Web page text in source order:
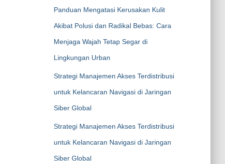
Panduan Mengatasi Kerusakan Kulit
Akibat Polusi dan Radikal Bebas: Cara
Menjaga Wajah Tetap Segar di
Lingkungan Urban
Strategi Manajemen Akses Terdistribusi
untuk Kelancaran Navigasi di Jaringan
Siber Global
Strategi Manajemen Akses Terdistribusi
untuk Kelancaran Navigasi di Jaringan
Siber Global